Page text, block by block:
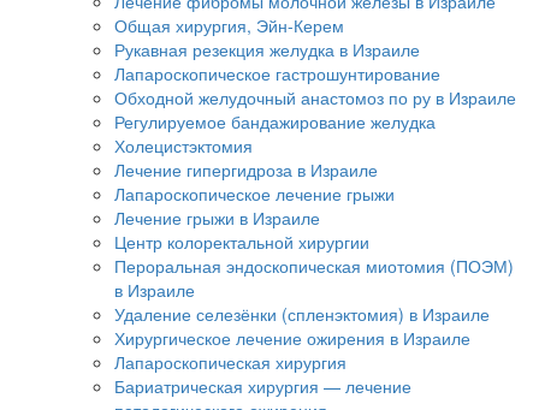
Общая хирургия, Эйн-Керем
Рукавная резекция желудка в Израиле
Лапароскопическое гастрошунтирование
Обходной желудочный анастомоз по ру в Израиле
Регулируемое бандажирование желудка
Холецистэктомия
Лечение гипергидроза в Израиле
Лапароскопическое лечение грыжи
Лечение грыжи в Израиле
Центр колоректальной хирургии
Пероральная эндоскопическая миотомия (ПОЭМ)
в Израиле
Удаление селезёнки (спленэктомия) в Израиле
Хирургическое лечение ожирения в Израиле
Лапароскопическая хирургия
Бариатрическая хирургия — лечение